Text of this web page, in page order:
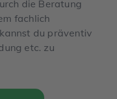
die Beratung
fachlich
du präventiv
etc. zu